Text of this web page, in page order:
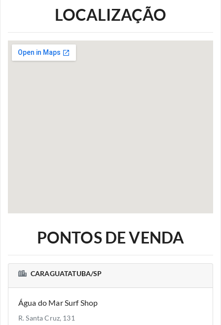
LOCALIZAÇÃO
PONTOS DE VENDA
CARAGUATATUBA/SP
Água do Mar Surf Shop
R. Santa Cruz, 131